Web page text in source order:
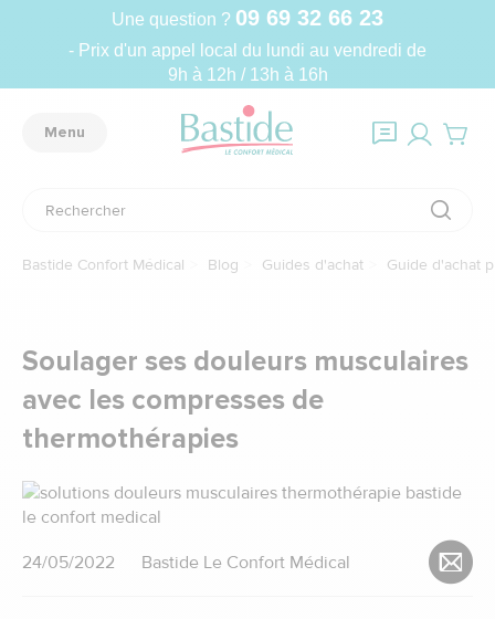
Une question ? 09 69 32 66 23
- Prix d'un appel local du lundi au vendredi de
9h à 12h / 13h à 16h
Menu
Bastide Confort Médical Blog Guides d'achat Guide d'achat
Soulager ses douleurs musculaires
avec les compresses de
thermothérapies
24/05/2022 Bastide Le Confort Médical